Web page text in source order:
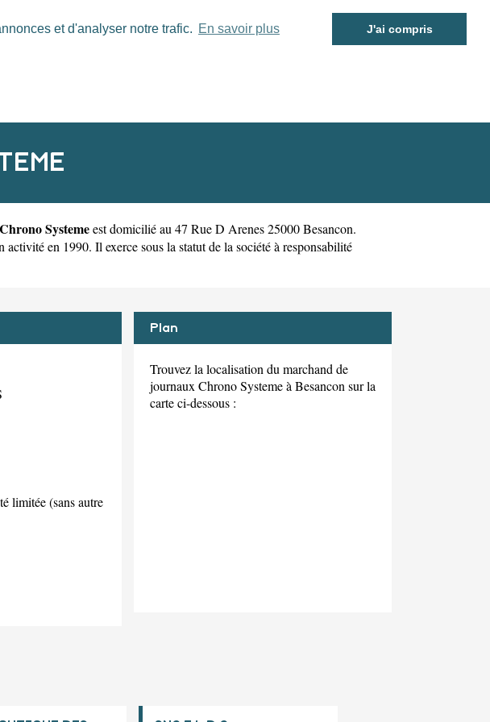
et d'analyser notre trafic. En savoir plus J'ai compris
Chrono Systemeest domicilié au 47 Rue D Arenes 25000 Besancon.
en 1990. Il exerce sous la statut de la société à responsabilité
limitée (sans autre
Plan
Trouvez la localisation du marchand de
journaux Chrono Systeme à Besancon sur la
carte ci-dessous :